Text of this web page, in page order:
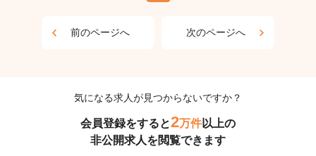
前のページへ 次のページへ
気になる求人が見つからないですか？
会員登録をすると2万件以上の
非公開求人を閲覧できます